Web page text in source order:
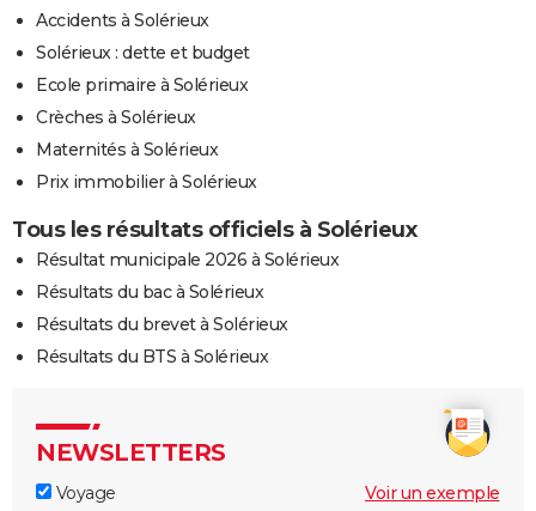
Accidents à Solérieux
Solérieux : dette et budget
Ecole primaire à Solérieux
Crèches à Solérieux
Maternités à Solérieux
Prix immobilier à Solérieux
Tous les résultats officiels à Solérieux
Résultat municipale 2026 à Solérieux
Résultats du bac à Solérieux
Résultats du brevet à Solérieux
Résultats du BTS à Solérieux
NEWSLETTERS
Voyage
Voir un exemple